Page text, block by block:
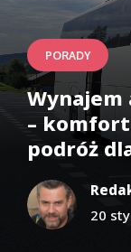
PORADY
–
podróż
20